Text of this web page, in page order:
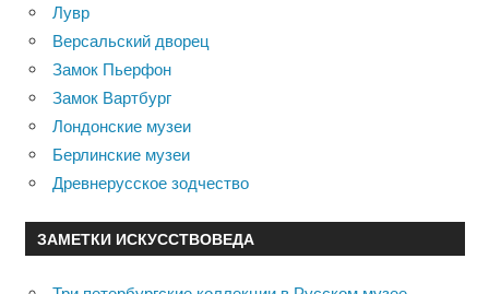
Лувр
Версальский дворец
Замок Пьерфон
Замок Вартбург
Лондонские музеи
Берлинские музеи
Древнерусское зодчество
ЗАМЕТКИ ИСКУССТВОВЕДА